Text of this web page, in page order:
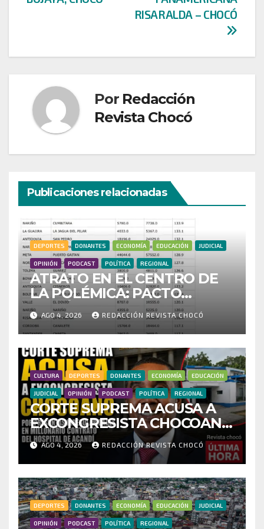
RISARALDA – CHOCÓ
Por Redacción
Revista Chocó
Publicaciones relacionadas
DEPORTES DONANTES ECONOMÍA EDUCACIÓN JUDICIAL
OPINIÓN PODCAST POLÍTICA REGIONAL
ATRATO EN EL CENTRO DE
LA POLÉMICA: PACTO
HISTÓRICO CUESTIONA
CENSO ELECTORAL Y PIDE
INVESTIGAR PRESUNTO
FRAUDE
AGO 4, 2026 REDACCIÓN REVISTA CHOCÓ
CULTURA DEPORTES DONANTES ECONOMÍA EDUCACIÓN
JUDICIAL OPINIÓN PODCAST POLÍTICA REGIONAL
CORTE SUPREMA ACUSA A
EXCONGRESISTA CHOCOANO
POR PRESUNTAS
IRREGULARIDADES EN
MILLONARIO CONTRATO
DEL HOSPITAL DE ACANDÍ
AGO 4, 2026 REDACCIÓN REVISTA CHOCÓ
DEPORTES DONANTES ECONOMÍA EDUCACIÓN JUDICIAL
OPINIÓN PODCAST POLÍTICA REGIONAL